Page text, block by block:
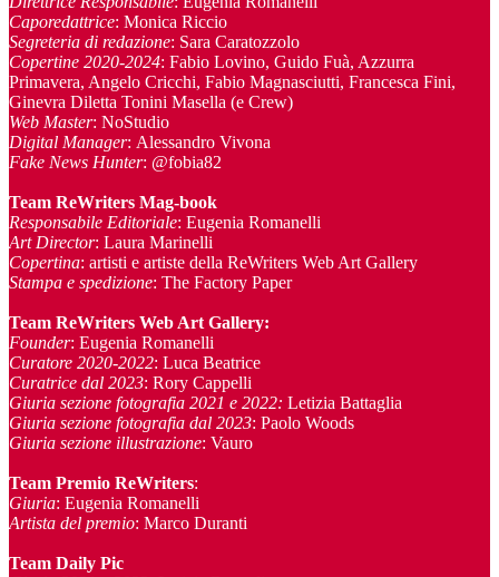
Caporedattrice: Monica Riccio
Segreteria di redazione: Sara Caratozzolo
Copertine 2020-2024: Fabio Lovino, Guido Fuà, Azzurra
Primavera, Angelo Cricchi, Fabio Magnasciutti, Francesca Fini,
Ginevra Diletta Tonini Masella (e Crew)
Web Master: NoStudio
Digital Manager: Alessandro Vivona
Fake News Hunter: @fobia82
Team ReWriters Mag-book
Responsabile Editoriale: Eugenia Romanelli
Art Director: Laura Marinelli
Copertina: artisti e artiste della ReWriters Web Art Gallery
Stampa e spedizione: The Factory Paper
Team ReWriters Web Art Gallery:
Founder: Eugenia Romanelli
Curatore 2020-2022: Luca Beatrice
Curatrice dal 2023: Rory Cappelli
Giuria sezione fotografia 2021 e 2022: Letizia Battaglia
Giuria sezione fotografia dal 2023: Paolo Woods
Giuria sezione illustrazione: Vauro
Team Premio ReWriters:
Giuria: Eugenia Romanelli
Artista del premio: Marco Duranti
Team Daily Pic